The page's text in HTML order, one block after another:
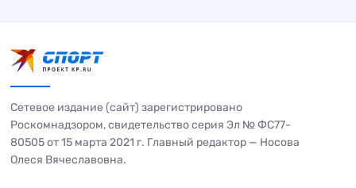
Сетевое издание (сайт) зарегистрировано
Роскомнадзором, свидетельство серия Эл № ФС77-
80505 от 15 марта 2021 г. Главный редактор — Носова
Олеся Вячеславовна.